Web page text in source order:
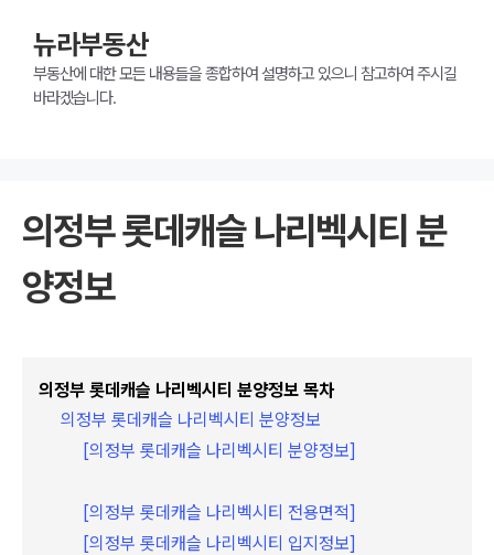
뉴라부동산
부동산에 대한 모든 내용들을 종합하여 설명하고 있으니 참고하여 주시길
바라겠습니다.
의정부 롯데캐슬 나리벡시티 분
양정보
의정부 롯데캐슬 나리벡시티 분양정보 목차
의정부 롯데캐슬 나리벡시티 분양정보
[의정부 롯데캐슬 나리벡시티 분양정보]
[의정부 롯데캐슬 나리벡시티 전용면적]
[의정부 롯데캐슬 나리벡시티 입지정보]